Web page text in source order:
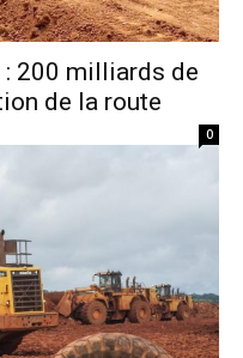
: 200 milliards de
de la route
0